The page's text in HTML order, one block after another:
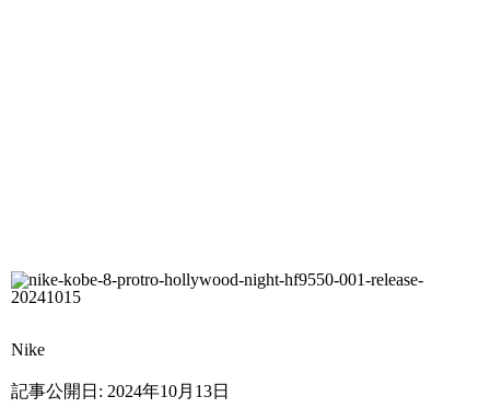
Nike
記事公開日: 2024年10月13日